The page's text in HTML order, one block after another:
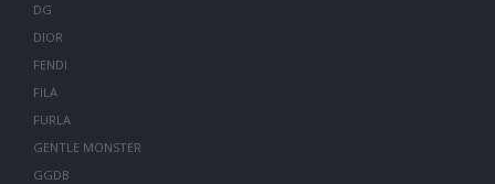
DG
DIOR
FENDI
FILA
FURLA
GENTLE MONSTER
GGDB